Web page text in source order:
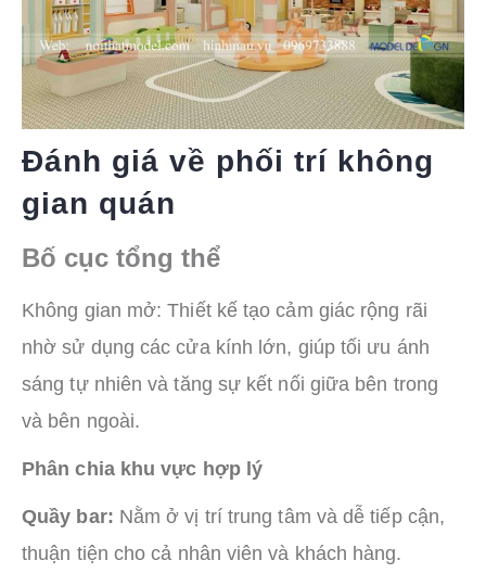
Đánh giá về phối trí không
gian quán
Bố cục tổng thể
Không gian mở: Thiết kế tạo cảm giác rộng rãi
nhờ sử dụng các cửa kính lớn, giúp tối ưu ánh
sáng tự nhiên và tăng sự kết nối giữa bên trong
và bên ngoài.
Phân chia khu vực hợp lý
Quầy bar: Nằm ở vị trí trung tâm và dễ tiếp cận,
thuận tiện cho cả nhân viên và khách hàng.